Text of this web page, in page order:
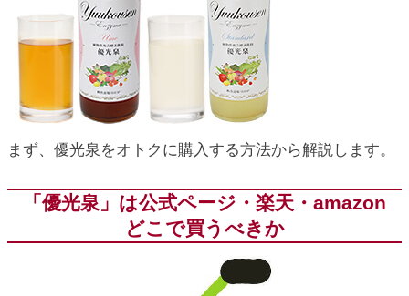
まず、優光泉をオトクに購入する方法から解説します。
「優光泉」は公式ページ・楽天・amazon
どこで買うべきか
antiaging/wp-
antiaging/wp-